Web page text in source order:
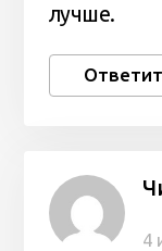
лучше.
4